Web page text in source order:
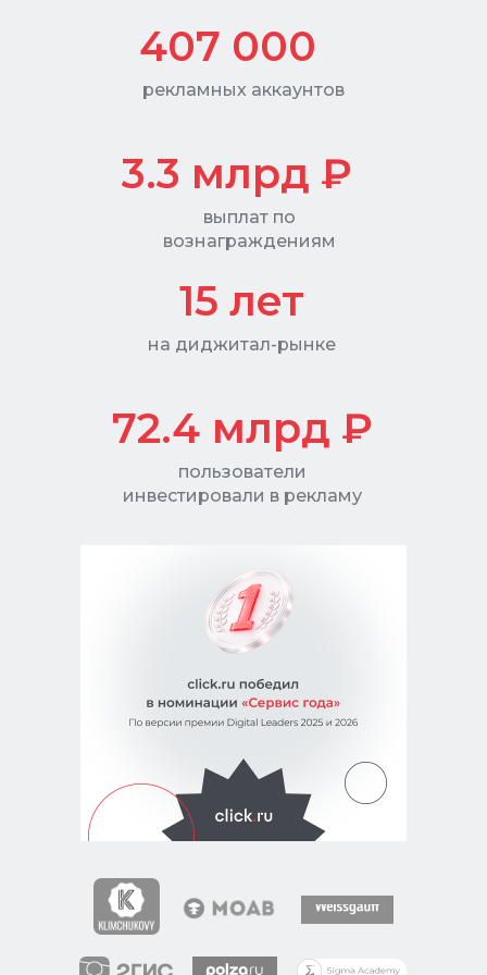
407 000
рекламных аккаунтов
3.3 млрд ₽
выплат по
вознаграждениям
15 лет
на диджитал-рынке
72.4 млрд ₽
пользователи
инвестировали в рекламу